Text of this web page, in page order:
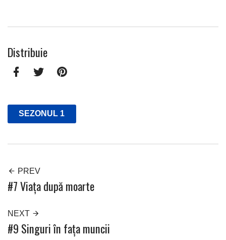
SEZONUL 1
PREV
#7 Viața după moarte
NEXT
#9 Singuri în fața muncii